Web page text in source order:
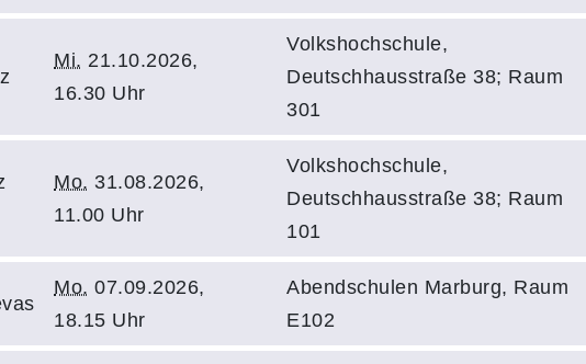
Mi. 21.10.2026,
16.30 Uhr
Volkshochschule,
Deutschhausstraße 38; Raum
301
Mo. 31.08.2026,
11.00 Uhr
Volkshochschule,
Deutschhausstraße 38; Raum
101
Mo. 07.09.2026,
18.15 Uhr
Abendschulen Marburg, Raum
E102